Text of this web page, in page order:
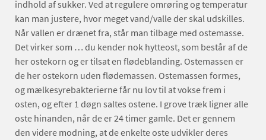
indhold af sukker. Ved at regulere omrøring og temperatur
kan man justere, hvor meget vand/valle der skal udskilles.
Når vallen er drænet fra, står man tilbage med ostemasse.
Det virker som … du kender nok hytteost, som består af de
her ostekorn og er tilsat en flødeblanding. Ostemassen er
de her ostekorn uden flødemassen. Ostemassen formes,
og mælkesyrebakterierne får nu lov til at vokse frem i
osten, og efter 1 døgn saltes ostene. I grove træk ligner alle
oste hinanden, når de er 24 timer gamle. Det er gennem
den videre modning, at de enkelte oste udvikler deres